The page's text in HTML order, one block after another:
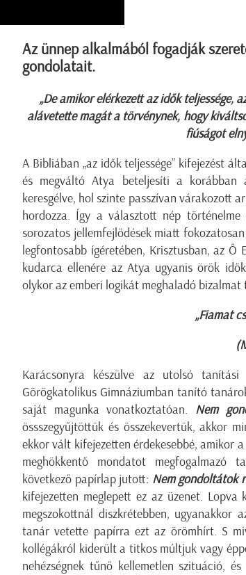
Az ünnep alkalmából fogadják
gondolatait.
„De amikor elérkezett az idők teljessége,
alávetette magát a törvénynek, hogy
fiúságot
A Bibliában „az idők teljessége” kifejezést
és megváltó Atya beteljesíti a korábban
keresgélve, hol szinte passzívan várakozott
hordozza. Így a választott nép történelme
sorozatos jellemfejlődések miatt
legfontosabb ígéretében, Krisztusban, az
kudarca ellenére az Atya ugyanis örök
olykor az emberi logikát meghaladó bizalmat
„Fiamat
Karácsonyra készülve az utolsó
Görögkatolikus Gimnáziumban tanító
saját magunka vonatkoztatóan. Nem
össszegyűjtöttük és összekevertük, akkor
ekkor vált kifejezetten érdekesebbé, amikor
meghökkentő mondatot megfogalmazó
következő papírlap jutott: Nem gondoltátok
kifejezetten meglepett ez az üzenet.
megszokottnál diszkrétebben, ugyanakkor
tanár vetette papírra ezt az örömhírt. S
kollégákról kiderült a titkos múltjuk vagy
nehézségnek tűnő kellemetlen szituáció,